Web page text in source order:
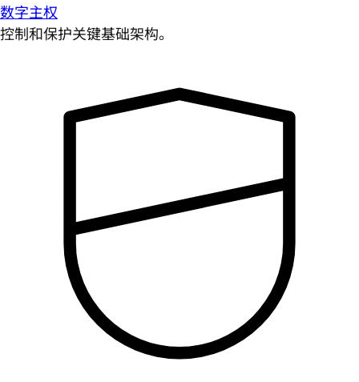
数字主权
控制和保护关键基础架构。